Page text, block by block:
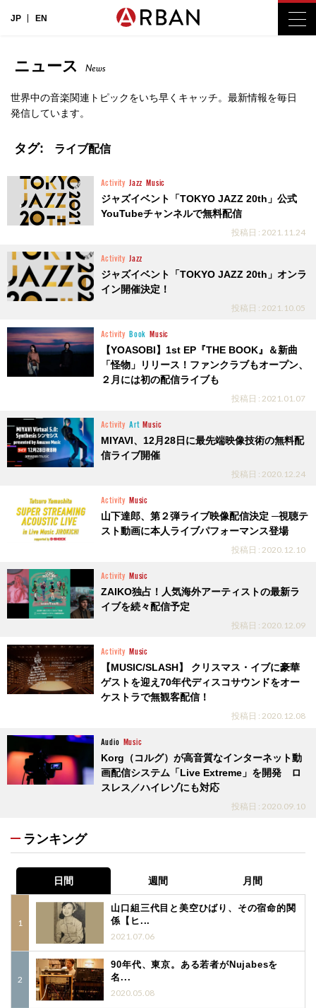
JP EN
ニュース News
世界中の音楽関連トピックをいち早くキャッチ。最新情報を毎日
発信しています。
タグ: ライブ配信
Activity Jazz Music
ジャズイベント「TOKYO JAZZ 20th」公式
YouTubeチャンネルで無料配信
投稿日 : 2021.11.24
Activity Jazz
ジャズイベント「TOKYO JAZZ 20th」オンラ
イン開催決定！
投稿日 : 2021.10.05
Activity Book Music
【YOASOBI】1st EP『THE BOOK』＆新曲
「怪物」リリース！ファンクラブもオープン、
２月には初の配信ライブも
投稿日 : 2021.01.07
Activity Art Music
MIYAVI、12月28日に最先端映像技術の無料配
信ライブ開催
投稿日 : 2020.12.24
Activity Music
山下達郎、第２弾ライブ映像配信決定 ─視聴テ
スト動画に本人ライブパフォーマンス登場
投稿日 : 2020.12.10
Activity Music
ZAIKO独占！人気海外アーティストの最新ラ
イブを続々配信予定
投稿日 : 2020.12.09
Activity Music
【MUSIC/SLASH】 クリスマス・イブに豪華
ゲストを迎え70年代ディスコサウンドをオー
ケストラで無観客配信！
投稿日 : 2020.12.08
Audio Music
Korg（コルグ）が高音質なインターネット動
画配信システム「Live Extreme」を開発 ロ
スレス／ハイレゾにも対応
投稿日 : 2020.09.10
ランキング
日間 週間 月間
山口組三代目と美空ひばり、その宿命的関
係【ヒ...
2021.07.06
90年代、東京。ある若者がNujabesを
名...
2020.05.08